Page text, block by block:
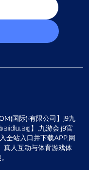
国际)·有限公司】j9九
】,九游会·j9官
全站入口并下载APP,网
真人互动与体育游戏体